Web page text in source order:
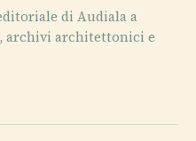
di Audiala a
archivi architettonici e